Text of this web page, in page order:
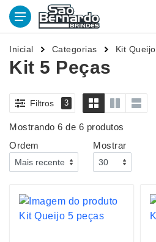
Inicial Categorias Kit Queijo
Kit 5 Peças
Filtros 3
Mostrando 6 de 6 produtos
Ordem
Mostrar